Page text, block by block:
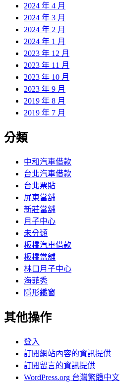
2024 年 4 月
2024 年 3 月
2024 年 2 月
2024 年 1 月
2023 年 12 月
2023 年 11 月
2023 年 10 月
2023 年 9 月
2019 年 8 月
2019 年 7 月
分類
中和汽車借款
台北汽車借款
台北票貼
屏東當舖
新莊當舖
月子中心
未分類
板橋汽車借款
板橋當舖
林口月子中心
海菲秀
隱形鐵窗
其他操作
登入
訂閱網站內容的資訊提供
訂閱留言的資訊提供
WordPress.org 台灣繁體中文